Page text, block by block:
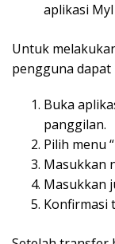
aplikasi
Untuk
pengguna
Buka
panggilan.
Pilih menu
Masukkan
Masukkan
Konfirmasi